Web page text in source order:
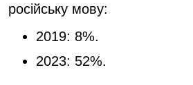
російську мову:
2019: 8%.
2023: 52%.